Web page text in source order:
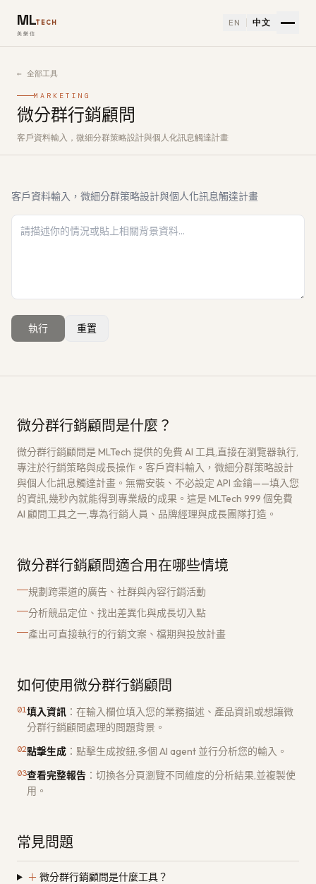
MLTECH
美樂信
EN 中文
← 全部工具
MARKETING
微分群行銷顧問
如何使用微分群行銷顧問免費 AI 工具
客戶資料輸入，微細分群策略設計與個人化訊息觸達計畫
客戶資料輸入，微細分群策略設計與個人化訊息觸達計畫
執行 重置
微分群行銷顧問是什麼？
微分群行銷顧問是 MLTech 提供的免費 AI 工具,直接在瀏覽器執行,
專注於行銷策略與成長操作。客戶資料輸入，微細分群策略設計
與個人化訊息觸達計畫。無需安裝、不必設定 API 金鑰——填入您
的資訊,幾秒內就能得到專業級的成果。這是 MLTech 999 個免費
AI 顧問工具之一,專為行銷人員、品牌經理與成長團隊打造。
微分群行銷顧問適合用在哪些情境
規劃跨渠道的廣告、社群與內容行銷活動
分析競品定位、找出差異化與成長切入點
產出可直接執行的行銷文案、檔期與投放計畫
如何使用微分群行銷顧問
01填入資訊 ： 在輸入欄位填入您的業務描述、產品資訊或想讓微
分群行銷顧問處理的問題背景。
02點擊生成 ： 點擊生成按鈕,多個 AI agent 並行分析您的輸入。
03查看完整報告 ： 切換各分頁瀏覽不同維度的分析結果,並複製使
用。
常見問題
＋ 微分群行銷顧問是什麼工具？